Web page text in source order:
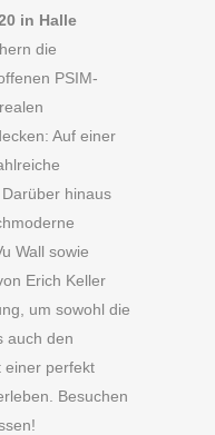
in Halle
die
PSIM-
Auf einer
hinaus
Wall sowie
Erich Keller
um sowohl die
auch den
einer perfekt
Besuchen